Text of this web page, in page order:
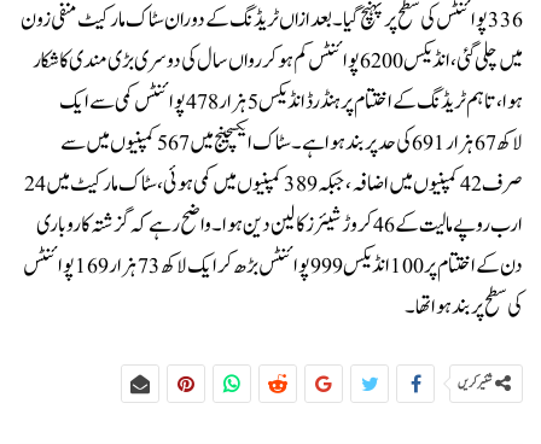
336 پوائنٹس کی سطح پر پہنچ گیا۔بعدازاں ٹریڈنگ کے دوران سٹاک مارکیٹ منفی زون
میں چلی گئی، انڈیکس 6200 پوائنٹس کم ہو کر رواں سال کی دوسری بڑی مندی کا شکار
ہوا، تاہم ٹریڈنگ کے اختتام پر ہنڈرڈ انڈیکس 5 ہزار 478 پوائنٹس کمی سے ایک
لاکھ 67 ہزار 691 کی حد پر بند ہوا ہے۔سٹاک ایکسچینج میں 567 کمپنیوں میں سے
صرف 42 کمپنیوں میں اضافہ، جبکہ 389 کمپنیوں میں کمی ہوئی، سٹاک مارکیٹ میں 24
ارب روپے مالیت کے 46 کروڑ شیئرز کا لین دین ہوا۔واضح رہے کہ گزشتہ کاروباری
دن کے اختتام پر 100 انڈیکس 999 پوائنٹس بڑھ کر ایک لاکھ 73 ہزار 169 پوائنٹس
کی سطح پر بند ہوا تھا۔
شئیر کریں